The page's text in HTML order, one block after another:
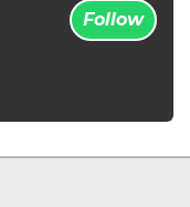
Follow